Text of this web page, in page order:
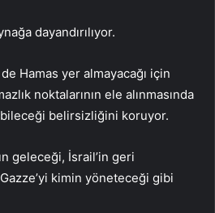
dayandırılıyor.
Hamas yer almayacağı için
noktalarının ele alınmasında
belirsizliğini koruyor.
geleceği, İsrail’in geri
kimin yöneteceği gibi